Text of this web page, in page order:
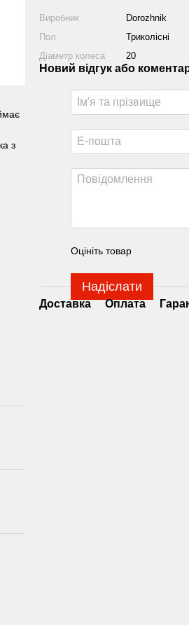
з
Виробник
Dorozhnik
Пол
Триколісні
Діаметр колеса
20
Новий відгук або
Оцініть товар
Надіслати
Доставка Оплата